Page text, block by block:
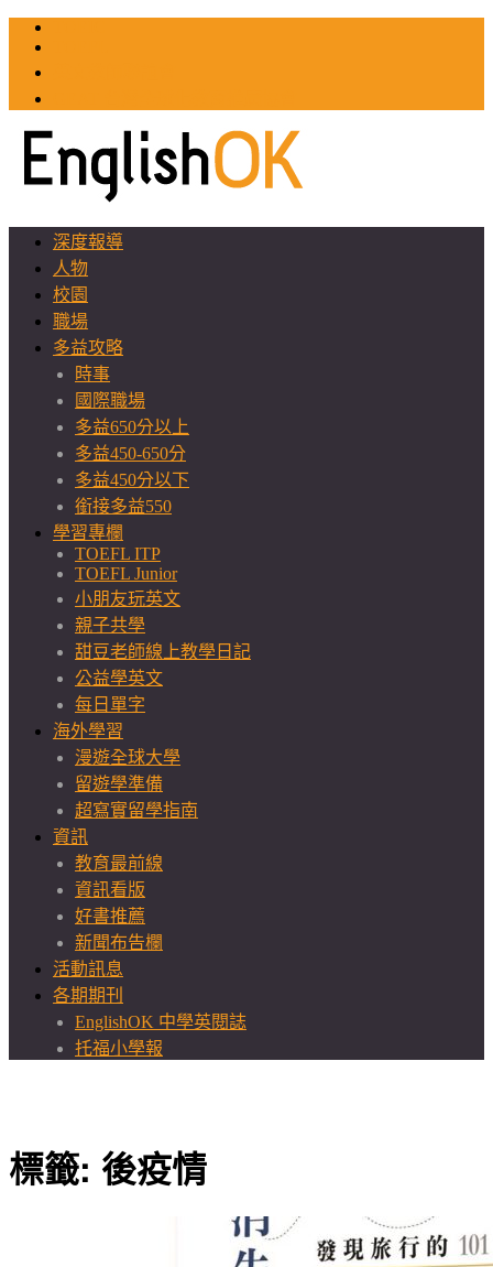
深度報導
人物
校園
職場
多益攻略
時事
國際職場
多益650分以上
多益450-650分
多益450分以下
銜接多益550
學習專欄
TOEFL ITP
TOEFL Junior
小朋友玩英文
親子共學
甜豆老師線上教學日記
公益學英文
每日單字
海外學習
漫遊全球大學
留遊學準備
超寫實留學指南
資訊
教育最前線
資訊看版
好書推薦
新聞布告欄
活動訊息
各期期刊
EnglishOK 中學英閱誌
托福小學報
標籤: 後疫情